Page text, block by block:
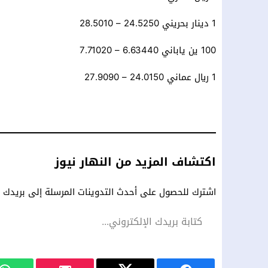
1 دينار بحريني 24.5250 – 28.5010
100 ين ياباني 6.63440 – 7.71020
1 ريال عماني 24.0150 – 27.9090
اكتشاف المزيد من النهار نيوز
اشترك للحصول على أحدث التدوينات المرسلة إلى بريدك